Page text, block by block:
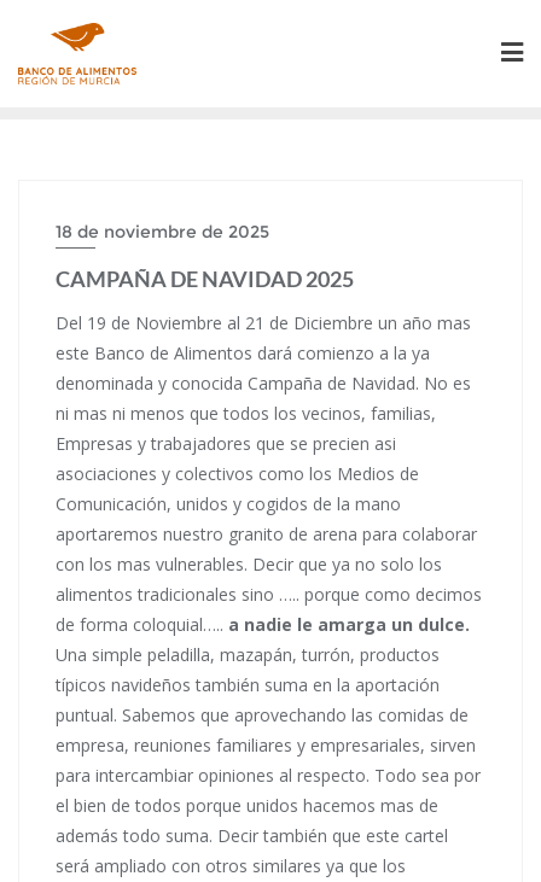
contenido
18 de noviembre de 2025
CAMPAÑA DE NAVIDAD 2025
Del 19 de Noviembre al 21 de Diciembre un año mas
este Banco de Alimentos dará comienzo a la ya
denominada y conocida Campaña de Navidad. No es
ni mas ni menos que todos los vecinos, familias,
Empresas y trabajadores que se precien asi
asociaciones y colectivos como los Medios de
Comunicación, unidos y cogidos de la mano
aportaremos nuestro granito de arena para colaborar
con los mas vulnerables. Decir que ya no solo los
alimentos tradicionales sino ….. porque como decimos
de forma coloquial….. a nadie le amarga un dulce.
Una simple peladilla, mazapán, turrón, productos
típicos navideños también suma en la aportación
puntual. Sabemos que aprovechando las comidas de
empresa, reuniones familiares y empresariales, sirven
para intercambiar opiniones al respecto. Todo sea por
el bien de todos porque unidos hacemos mas de
además todo suma. Decir también que este cartel
será ampliado con otros similares ya que los